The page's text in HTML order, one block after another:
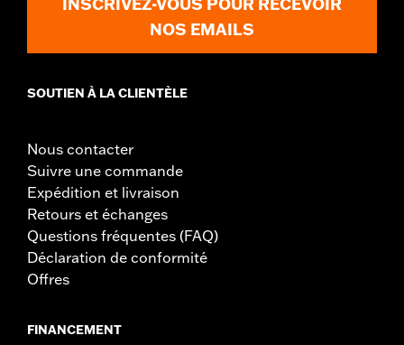
NOS EMAILS
SOUTIEN À LA CLIENTÈLE
Nous contacter
Suivre une commande
Expédition et livraison
Retours et échanges
Questions fréquentes (FAQ)
Déclaration de conformité
Offres
FINANCEMENT